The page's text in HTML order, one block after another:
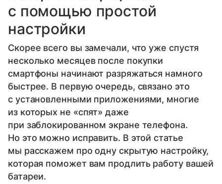
с помощью простой
настройки
Скорее всего вы замечали, что уже спустя
несколько месяцев после покупки
смартфоны начинают разряжаться намного
быстрее. В первую очередь, связано это
с установленными приложениями, многие
из которых не «спят» даже
при заблокированном экране телефона.
Но это можно исправить. В этой статье
мы расскажем про одну скрытую настройку,
которая поможет вам продлить работу вашей
батареи.